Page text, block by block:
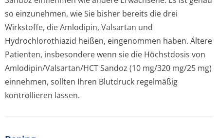
so einzunehmen, wie Sie bisher bereits die drei
Wirkstoffe, die Amlodipin, Valsartan und
Hydrochlorothiazid heißen, eingenommen haben. Ältere
Patienten, insbesondere wenn sie die Höchstdosis von
Amlodipin/Val­sartan/HCT Sandoz (10 mg/320 mg/25 mg)
einnehmen, sollten Ihren Blutdruck regelmäßig
kontrollieren lassen.